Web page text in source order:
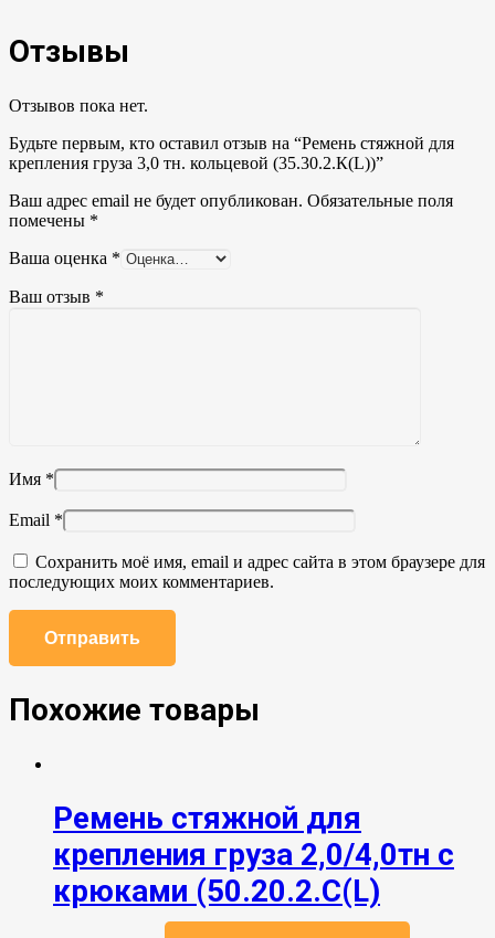
Отзывы
Отзывов пока нет.
Будьте первым, кто оставил отзыв на “Ремень стяжной для
крепления груза 3,0 тн. кольцевой (35.30.2.К(L))”
Ваш адрес email не будет опубликован. Обязательные поля
помечены *
Ваша оценка *
Ваш отзыв *
Имя *
Email *
Сохранить моё имя, email и адрес сайта в этом браузере для
последующих моих комментариев.
Похожие товары
Ремень стяжной для
крепления груза 2,0/4,0тн с
крюками (50.20.2.C(L)